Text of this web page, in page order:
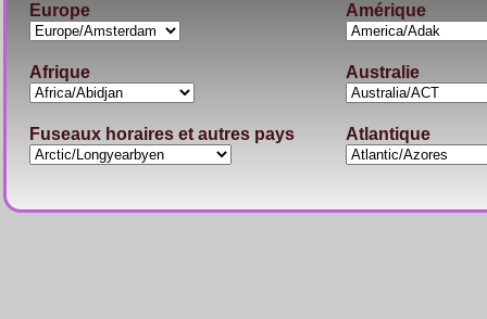
Europe Amérique
Afrique Australie
Fuseaux horaires et autres pays Atlantique